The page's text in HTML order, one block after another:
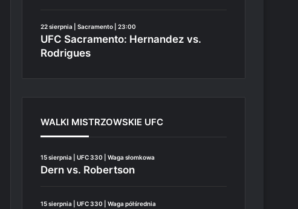
22 sierpnia | Sacramento | 23:00
UFC Sacramento: Hernandez vs.
Rodrigues
WALKI MISTRZOWSKIE UFC
15 sierpnia | UFC 330 | Waga słomkowa
Dern vs. Robertson
15 sierpnia | UFC 330 | Waga półśrednia